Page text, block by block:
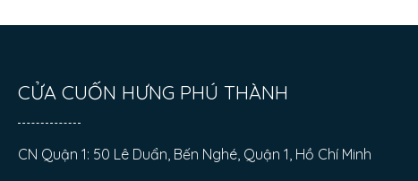
CỬA CUỐN HƯNG PHÚ THÀNH
CN Quận 1: 50 Lê Duẩn, Bến Nghé, Quận 1, Hồ Chí Minh